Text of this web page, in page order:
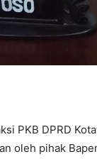
PKB DPRD
oleh pihak